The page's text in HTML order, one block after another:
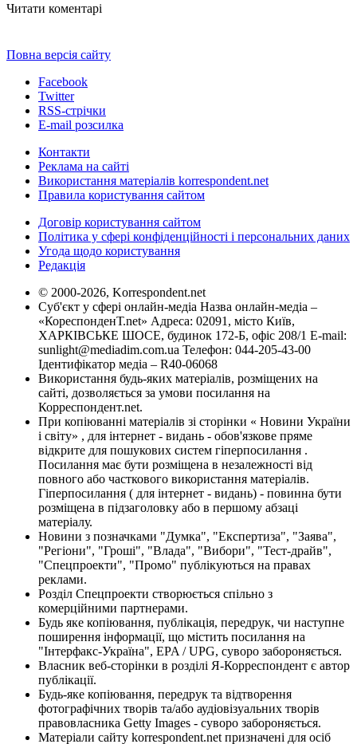
Читати коментарі
Повна версія сайту
Facebook
Twitter
RSS-стрічки
E-mail розсилка
Контакти
Реклама на сайті
Використання матеріалів korrespondent.net
Правила користування сайтом
Договір користування сайтом
Політика у сфері конфіденційності і персональних даних
Угода щодо користування
Редакція
© 2000-2026, Korrespondent.net
Суб'єкт у сфері онлайн-медіа Назва онлайн-медіа –
«КореспонденТ.net» Адреса: 02091, місто Київ,
ХАРКІВСЬКЕ ШОСЕ, будинок 172-Б, офіс 208/1 E-mail:
sunlight@mediadim.com.ua Телефон: 044-205-43-00
Ідентифікатор медіа – R40-06068
Використання будь-яких матеріалів, розміщених на
сайті, дозволяється за умови посилання на
Корреспондент.net.
При копіюванні матеріалів зі сторінки « Новини України
і світу» , для інтернет - видань - обов'язкове пряме
відкрите для пошукових систем гіперпосилання .
Посилання має бути розміщена в незалежності від
повного або часткового використання матеріалів.
Гіперпосилання ( для інтернет - видань) - повинна бути
розміщена в підзаголовку або в першому абзаці
матеріалу.
Новини з позначками "Думка", "Експертиза", "Заява",
"Регіони", "Гроші", "Влада", "Вибори", "Тест-драйв",
"Спецпроекти", "Промо" публікуються на правах
реклами.
Розділ Спецпроекти створюється спільно з
комерційними партнерами.
Будь яке копіювання, публікація, передрук, чи наступне
поширення інформації, що містить посилання на
"Інтерфакс-Україна", EPA / UPG, суворо забороняється.
Власник веб-сторінки в розділі Я-Корреспондент є автор
публікації.
Будь-яке копіювання, передрук та відтворення
фотографічних творів та/або аудіовізуальних творів
правовласника Getty Images - суворо забороняється.
Матеріали сайту korrespondent.net призначені для осіб